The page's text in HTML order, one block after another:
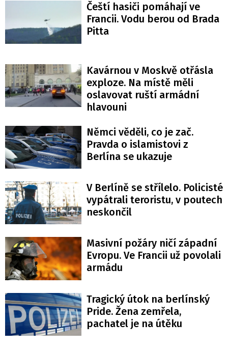
Čeští hasiči pomáhají ve
Francii. Vodu berou od Brada
Pitta
Kavárnou v Moskvě otřásla
exploze. Na místě měli
oslavovat ruští armádní
hlavouni
Němci věděli, co je zač.
Pravda o islamistovi z
Berlína se ukazuje
V Berlíně se střílelo. Policisté
vypátrali teroristu, v poutech
neskončil
Masivní požáry ničí západní
Evropu. Ve Francii už povolali
armádu
Tragický útok na berlínský
Pride. Žena zemřela,
pachatel je na útěku